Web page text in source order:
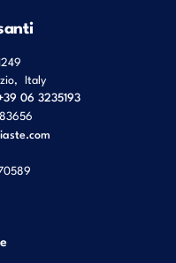
, Italy
06 3235193